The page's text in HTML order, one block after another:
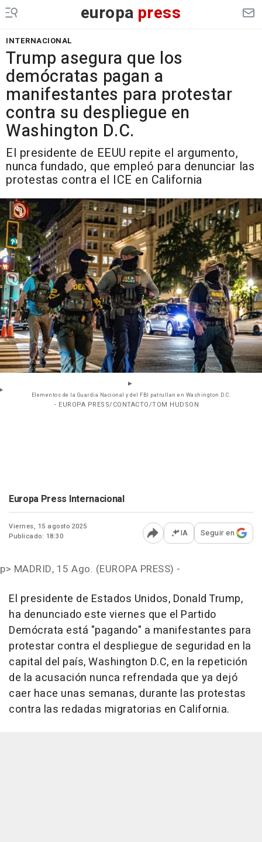
europa press
INTERNACIONAL
Trump asegura que los
demócratas pagan a
manifestantes para protestar
contra su despliegue en
Washington D.C.
El presidente de EEUU repite el argumento,
nunca fundado, que empleó para denunciar las
protestas contra el ICE en California
Elementos de la Guardia Nacional y del FBI patrullan en Washington D.C.
- EUROPA PRESS/CONTACTO/TOM HUDSON
Europa Press Internacional
Viernes, 15 agosto 2025
Publicado: 18:30
Abrir opciones para
IA Seguir en
p> MADRID, 15 Ago. (EUROPA PRESS) -
El presidente de Estados Unidos, Donald Trump,
ha denunciado este viernes que el Partido
Demócrata está "pagando" a manifestantes para
protestar contra el despliegue de seguridad en la
capital del país, Washington D.C, en la repetición
de la acusación nunca refrendada que ya dejó
caer hace unas semanas, durante las protestas
contra las redadas migratorias en California.